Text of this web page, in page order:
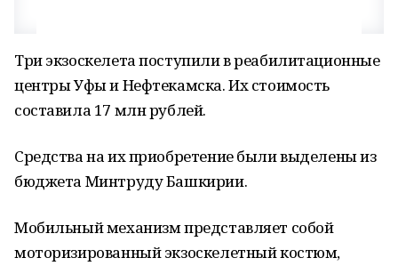
Три экзоскелета поступили в реабилитационные
центры Уфы и Нефтекамска. Их стоимость
составила 17 млн рублей.
Средства на их приобретение были выделены из
бюджета Минтруду Башкирии.
Мобильный механизм представляет собой
моторизированный экзоскелетный костюм,